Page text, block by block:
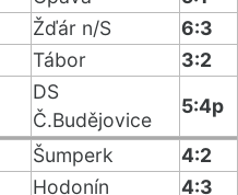
Žďár n/S
6:3
Tábor
3:2
DS
Č.Budějovice
5:4p
Šumperk
4:2
Hodonín 4:3